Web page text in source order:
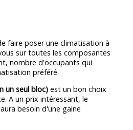
faire poser une climatisation à
sur toutes les composantes
nombre d'occupants qui
préféré.
un seul bloc) est un bon choix
A un prix intéressant, le
besoin d'une gaine